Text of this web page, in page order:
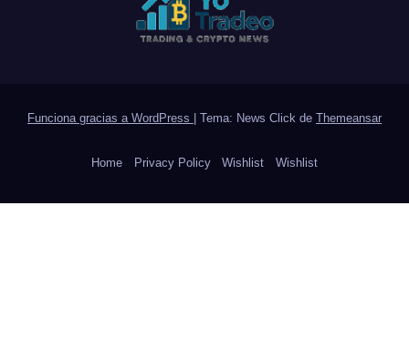
Funciona gracias a WordPress Tema: News Click de Themeansar
Home Privacy Policy Wishlist Wishlist